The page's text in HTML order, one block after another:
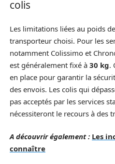
colis
Les limitations liées au poids
transporteur choisi. Pour les
notamment Colissimo et
est généralement fixé à 30 kg.
en place pour garantir la
des envois. Les colis qui
pas acceptés par les services
nécessiteront le recours à des
A découvrir également : Les
connaître